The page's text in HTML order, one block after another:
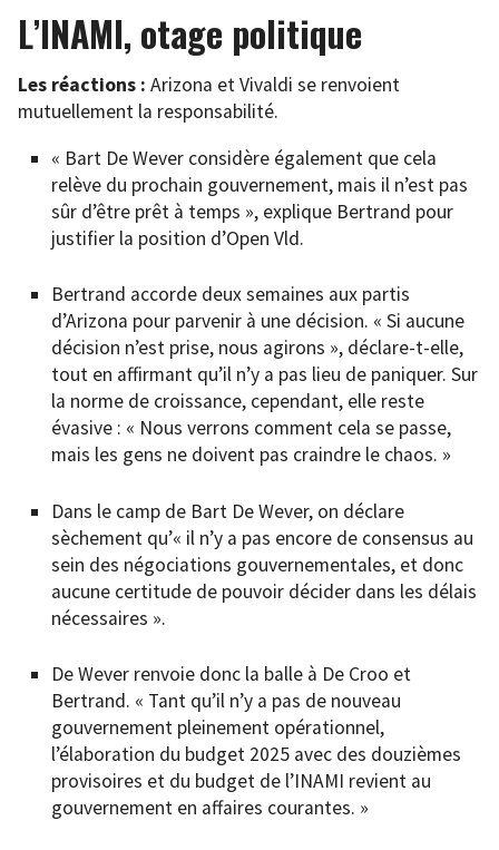
L’INAMI, otage politique
Les réactions : Arizona et Vivaldi se renvoient
mutuellement la responsabilité.
« Bart De Wever considère également que cela
relève du prochain gouvernement, mais il n’est pas
sûr d’être prêt à temps », explique Bertrand pour
justifier la position d’Open Vld.
Bertrand accorde deux semaines aux partis
d’Arizona pour parvenir à une décision. « Si aucune
décision n’est prise, nous agirons », déclare-t-elle,
tout en affirmant qu’il n’y a pas lieu de paniquer. Sur
la norme de croissance, cependant, elle reste
évasive : « Nous verrons comment cela se passe,
mais les gens ne doivent pas craindre le chaos. »
Dans le camp de Bart De Wever, on déclare
sèchement qu’« il n’y a pas encore de consensus au
sein des négociations gouvernementales, et donc
aucune certitude de pouvoir décider dans les délais
nécessaires ».
De Wever renvoie donc la balle à De Croo et
Bertrand. « Tant qu’il n’y a pas de nouveau
gouvernement pleinement opérationnel,
l’élaboration du budget 2025 avec des douzièmes
provisoires et du budget de l’INAMI revient au
gouvernement en affaires courantes. »